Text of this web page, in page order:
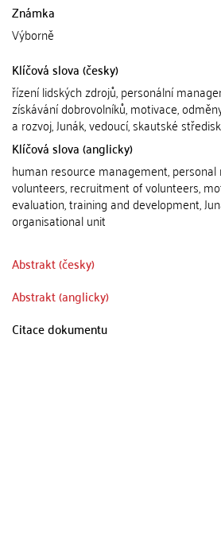
Známka
Výborně
Klíčová slova (česky)
řízení lidských zdrojů, personální
získávání dobrovolníků, motivace,
a rozvoj, Junák, vedoucí, skautské
Klíčová slova (anglicky)
human resource management,
volunteers, recruitment of volunteers,
evaluation, training and development,
organisational unit
Abstrakt (česky)
Abstrakt (anglicky)
Citace dokumentu